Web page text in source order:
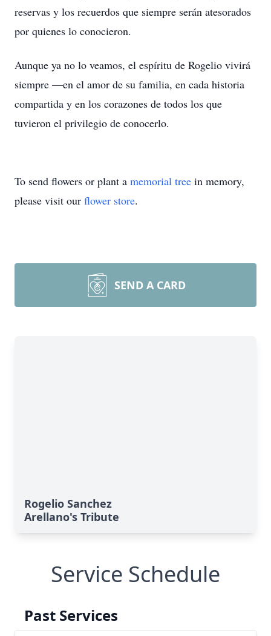
reservas y los recuerdos que siempre serán atesorados
por quienes lo conocieron.
Aunque ya no lo veamos, el espíritu de Rogelio vivirá
siempre —en el amor de su familia, en cada historia
compartida y en los corazones de todos los que
tuvieron el privilegio de conocerlo.
To send flowers or plant a memorial tree in memory,
please visit our flower store.
SEND A CARD
Rogelio Sanchez
Arellano's Tribute
Service Schedule
Past Services